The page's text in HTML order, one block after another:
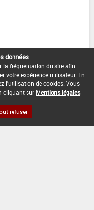
données
la fréquentation du site afin
votre expérience utilisateur. En
l'utilisation de cookies. Vous
cliquant sur Mentions légales
refuser